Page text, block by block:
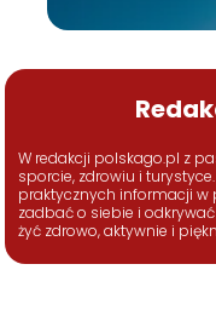
W redakcji polskago.pl z
sporcie, zdrowiu i
praktycznych informacji w
zadbać o siebie i
żyć zdrowo, aktywnie i